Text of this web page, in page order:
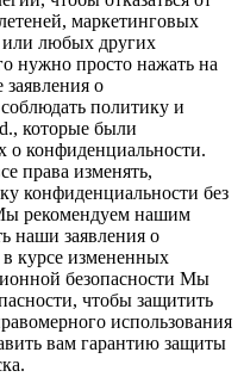
маркетинговых
или любых других
нужно просто нажать на
о
политику и
которые были
о конфиденциальности.
права изменять,
конфиденциальности без
рекомендуем нашим
наши заявления о
курсе измененных
безопасности Мы
чтобы защитить
использования
вам гарантию защиты